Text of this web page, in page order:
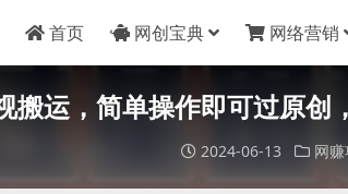
首页 网创宝典 网络营销
搬运，简单操作即可过原创
2024-06-13 网赚